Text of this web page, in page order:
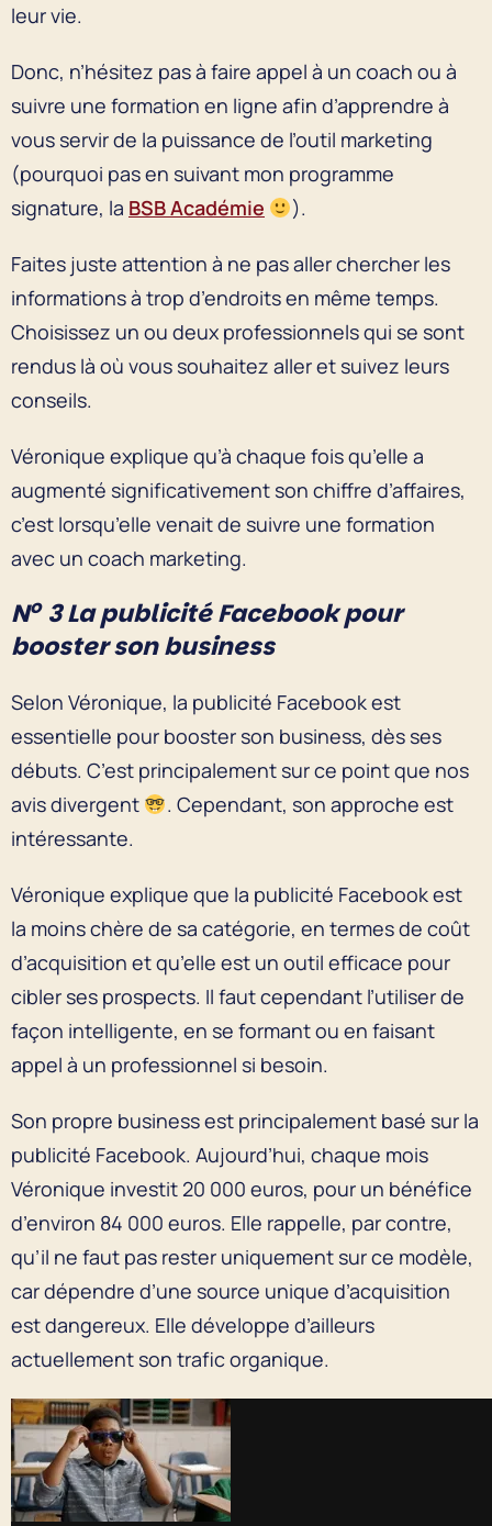
leur vie.
Donc, n’hésitez pas à faire appel à un coach ou à
suivre une formation en ligne afin d’apprendre à
vous servir de la puissance de l’outil marketing
(pourquoi pas en suivant mon programme
signature, la BSB Académie ).
Faites juste attention à ne pas aller chercher les
informations à trop d’endroits en même temps.
Choisissez un ou deux professionnels qui se sont
rendus là où vous souhaitez aller et suivez leurs
conseils.
Véronique explique qu’à chaque fois qu’elle a
augmenté significativement son chiffre d’affaires,
c’est lorsqu’elle venait de suivre une formation
avec un coach marketing.
No3 La publicité Facebook pour
booster son business
Selon Véronique, la publicité Facebook est
essentielle pour booster son business, dès ses
débuts. C’est principalement sur ce point que nos
avis divergent
. Cependant, son approche est
intéressante.
Véronique explique que la publicité Facebook est
la moins chère de sa catégorie, en termes de coût
d’acquisition et qu’elle est un outil efficace pour
cibler ses prospects. Il faut cependant l’utiliser de
façon intelligente, en se formant ou en faisant
appel à un professionnel si besoin.
Son propre business est principalement basé sur la
publicité Facebook. Aujourd’hui, chaque mois
Véronique investit 20 000 euros, pour un bénéfice
d’environ 84 000 euros. Elle rappelle, par contre,
qu’il ne faut pas rester uniquement sur ce modèle,
car dépendre d’une source unique d’acquisition
est dangereux. Elle développe d’ailleurs
actuellement son trafic organique.